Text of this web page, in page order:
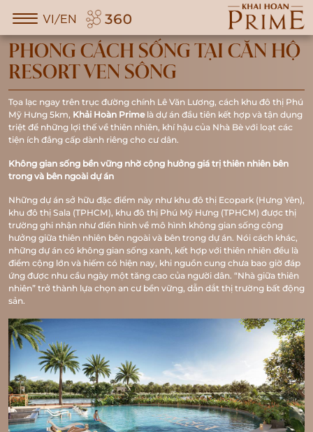
VI/EN
PHONG CÁCH SỐNG TẠI CĂN HỘ
RESORT VEN SÔNG
Tọa lạc ngay trên trục đường chính Lê Văn Lương, cách khu đô thị Phú
Mỹ Hưng 5km, Khải Hoàn Primelà dự án đầu tiên kết hợp và tận dụng
triệt để những lợi thế về thiên nhiên, khí hậu của Nhà Bè với loạt các
tiện ích đẳng cấp dành riêng cho cư dân.
Không gian sống bền vững nhờ cộng hưởng giá trị thiên nhiên bên
trong và bên ngoài dự án
Những dự án sở hữu đặc điểm này như khu đô thị Ecopark (Hưng Yên),
khu đô thị Sala (TPHCM), khu đô thị Phú Mỹ Hưng (TPHCM) được thị
trường ghi nhận như điển hình về mô hình không gian sống cộng
hưởng giữa thiên nhiên bên ngoài và bên trong dự án. Nói cách khác,
những dự án có không gian sống xanh, kết hợp với thiên nhiên đều là
điểm cộng lớn và hiếm có hiện nay, khi nguồn cung chưa bao giờ đáp
ứng được nhu cầu ngày một tăng cao của người dân. “Nhà giữa thiên
nhiên” trở thành lựa chọn an cư bền vững, dẫn dắt thị trường bất động
sản.